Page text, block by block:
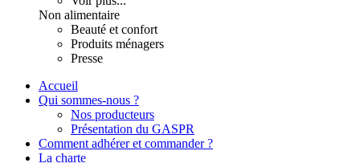
Non alimentaire
Beauté et confort
Produits ménagers
Presse
Accueil
Qui sommes-nous ?
Nos producteurs
Présentation du GASPR
Comment adhérer et commander ?
La charte